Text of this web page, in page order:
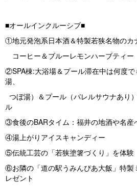
■オールインクルーシブ■
①地元発泡系日本酒＆特製若狭名物のカ
コーヒー＆ブルーレモンハーブティー
②SPA棟:大浴場＆プール滞在中は何度
湯、
つぼ湯）＆プール（バレルサウナあり
ル
③食後のBARタイム：福井の地酒や名産
④湯上がりアイスキャンディー
⑤伝統工芸の「若狭塗箸づくり」を体験
⑥お隣の「道の駅うみんぴあ大飯」特製
レゼント